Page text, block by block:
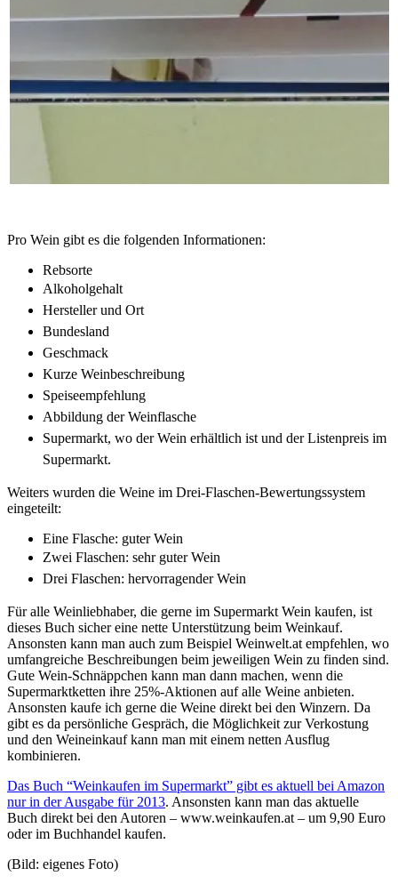
Pro Wein gibt es die folgenden Informationen:
Rebsorte
Alkoholgehalt
Hersteller und Ort
Bundesland
Geschmack
Kurze Weinbeschreibung
Speiseempfehlung
Abbildung der Weinflasche
Supermarkt, wo der Wein erhältlich ist und der Listenpreis im
Supermarkt.
Weiters wurden die Weine im Drei-Flaschen-Bewertungssystem
eingeteilt:
Eine Flasche: guter Wein
Zwei Flaschen: sehr guter Wein
Drei Flaschen: hervorragender Wein
Für alle Weinliebhaber, die gerne im Supermarkt Wein kaufen, ist
dieses Buch sicher eine nette Unterstützung beim Weinkauf.
Ansonsten kann man auch zum Beispiel Weinwelt.at empfehlen, wo
umfangreiche Beschreibungen beim jeweiligen Wein zu finden sind.
Gute Wein-Schnäppchen kann man dann machen, wenn die
Supermarktketten ihre 25%-Aktionen auf alle Weine anbieten.
Ansonsten kaufe ich gerne die Weine direkt bei den Winzern. Da
gibt es da persönliche Gespräch, die Möglichkeit zur Verkostung
und den Weineinkauf kann man mit einem netten Ausflug
kombinieren.
Das Buch “Weinkaufen im Supermarkt” gibt es aktuell bei Amazon
nur in der Ausgabe für 2013. Ansonsten kann man das aktuelle
Buch direkt bei den Autoren – www.weinkaufen.at – um 9,90 Euro
oder im Buchhandel kaufen.
(Bild: eigenes Foto)